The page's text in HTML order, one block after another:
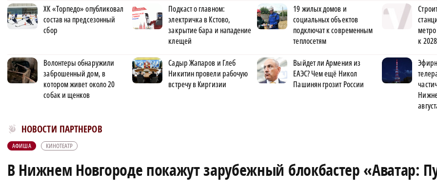
ХК «Торпедо» опубликовал
состав на предсезонный
сбор
Подкаст о главном:
электричка в Кстово,
закрытие бара и нападение
клещей
19 жилых домов и
социальных объектов
подключат к современным
теплосетям
к
Волонтеры обнаружили
заброшенный дом, в
котором живет около 20
собак и щенков
Садыр Жапаров и Глеб
Никитин провели рабочую
встречу в Киргизии
Выйдет ли Армения из
ЕАЭС? Чем ещё Никол
Пашинян грозит России
НОВОСТИ ПАРТНЕРОВ
Новости МирТесен
АФИША КИНОТЕАТР
В Нижнем Новгороде покажут зарубежный блокбастер «Аватар: